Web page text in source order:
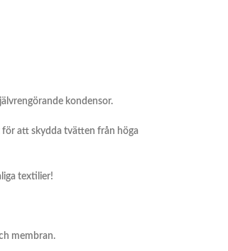
kondensor.
att skydda tvätten från höga
textilier!
membran.